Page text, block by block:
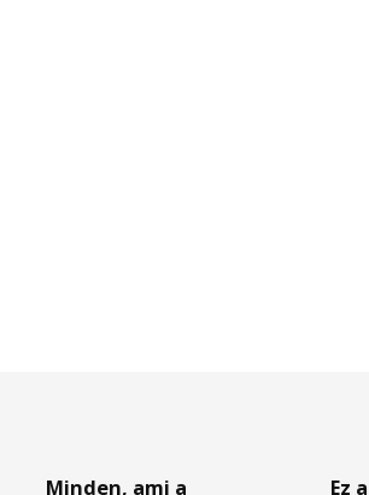
Minden, ami a
Ez